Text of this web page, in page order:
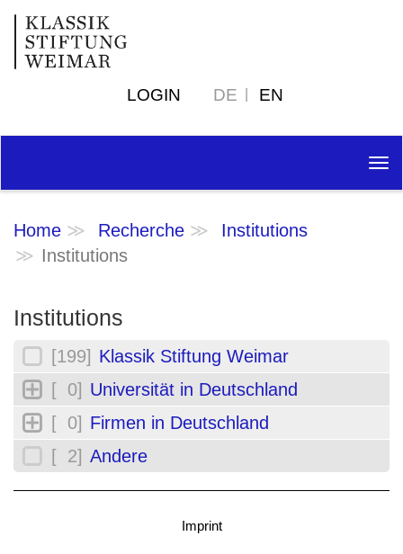
LOGIN DE EN
Home Recherche
Institutions
Institutions
Institutions
[199] Klassik Stiftung Weimar
[ 0] Universität in Deutschland
[ 0] Firmen in Deutschland
[ 2] Andere
Imprint